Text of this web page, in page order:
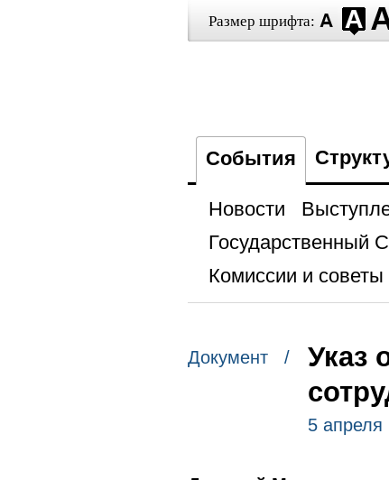
Размер шрифта:
События
Новости
Государственный
Комиссии и советы
Документ /
Указ
5 апреля